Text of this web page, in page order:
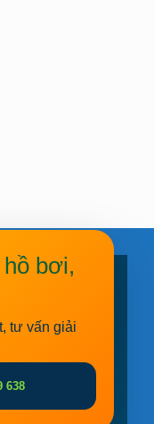
bơi,
tư vấn giải
638